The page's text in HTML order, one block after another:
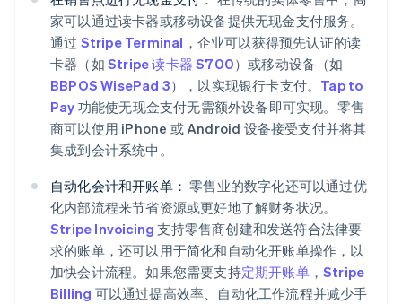
家可以通过读卡器或移动设备提供无现金支付服务。
通过 Stripe Terminal ，企业可以获得预先认证的读
卡器（如 Stripe 读卡器 S700）或移动设备（如
BBPOS WisePad 3），以实现银行卡支付。 Tap to
Pay 功能使无现金支付无需额外设备即可实现。零售
商可以使用 iPhone 或 Android 设备接受支付并将其
集成到会计系统中。
自动化会计和开账单： 零售业的数字化还可以通过优
化内部流程来节省资源或更好地了解财务状况。
Stripe Invoicing 支持零售商创建和发送符合法律要
求的账单，还可以用于简化和自动化开账单操作，以
加快会计流程。如果您需要支持定期开账单，Stripe
Billing 可以通过提高效率、自动化工作流程并减少手